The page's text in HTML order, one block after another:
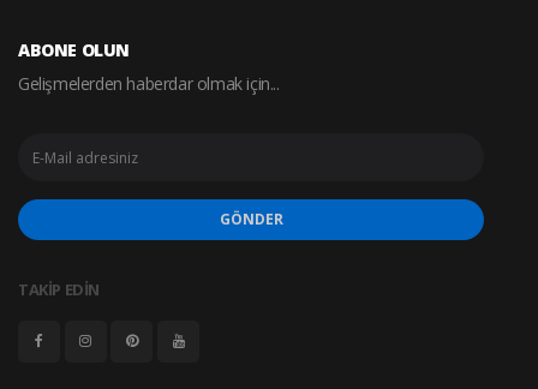
ABONE OLUN
Gelişmelerden haberdar olmak için...
GÖNDER
TAKİP EDİN